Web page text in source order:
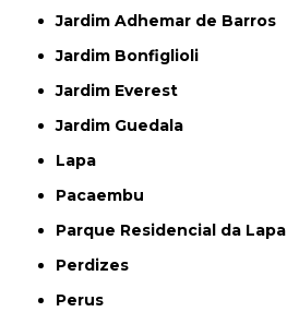
Jardim Adhemar de Barros
Jardim Bonfiglioli
Jardim Everest
Jardim Guedala
Lapa
Pacaembu
Parque Residencial da Lapa
Perdizes
Perus